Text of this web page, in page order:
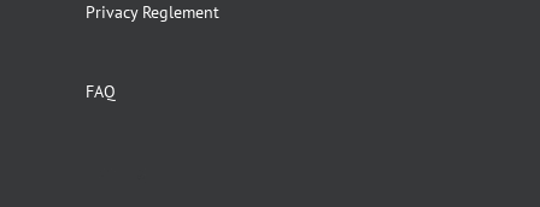
Privacy Reglement
FAQ